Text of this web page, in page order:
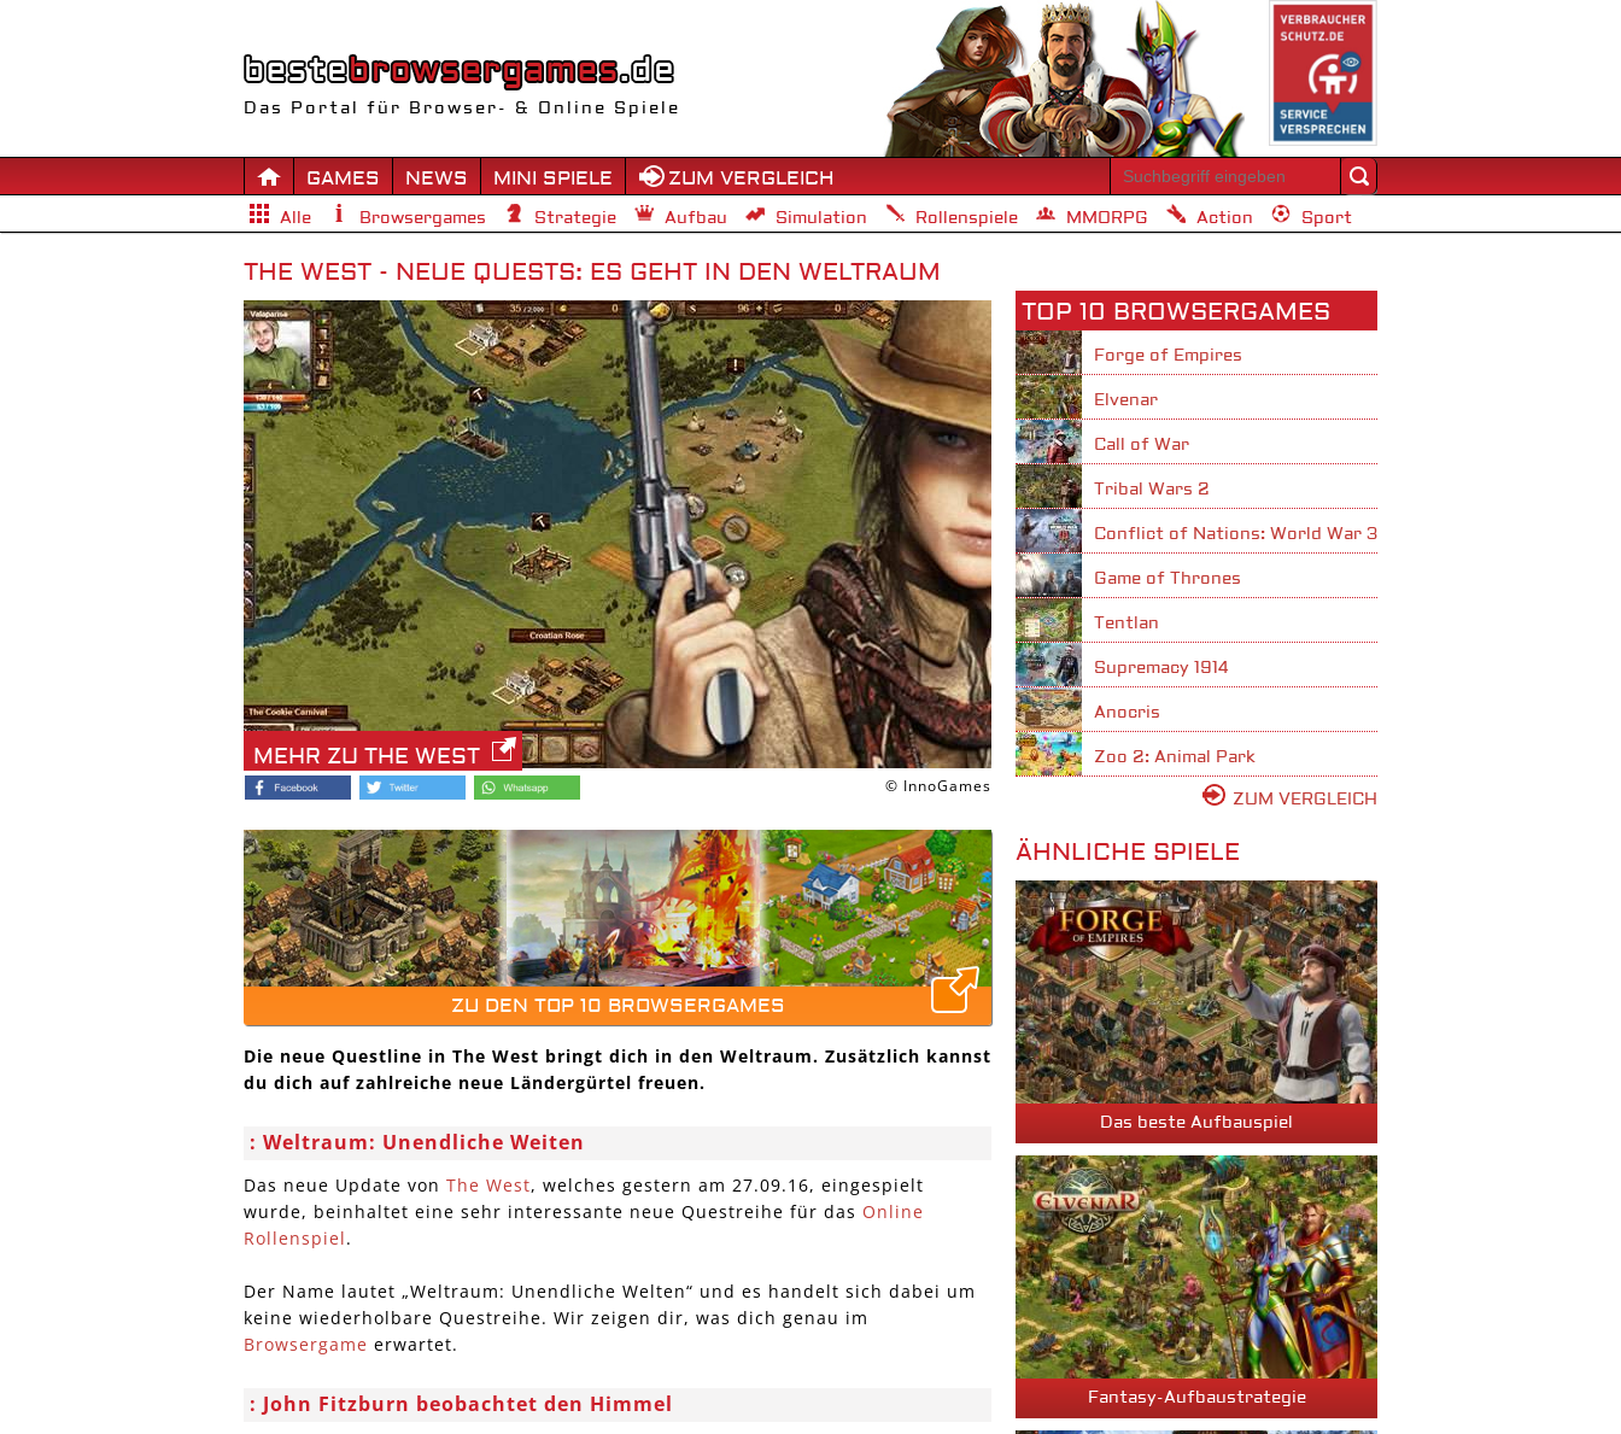
Das Portal für Browser- & Online Spiele
GAMES NEWS MINI SPIELE ZUM VERGLEICH
Alle Browsergames Strategie Aufbau Simulation Rollenspiele MMORPG Action Sport
THE WEST - NEUE QUESTS: ES GEHT IN DEN WELTRAUM
MEHR ZU THE WEST
© InnoGames
ZU DEN TOP 10 BROWSERGAMES
Die neue Questline in The West bringt dich in den Weltraum. Zusätzlich kannst
du dich auf zahlreiche neue Ländergürtel freuen.
Weltraum: Unendliche Weiten
Das neue Update von The West, welches gestern am 27.09.16, eingespielt
wurde, beinhaltet eine sehr interessante neue Questreihe für das Online
Rollenspiel.
Der Name lautet „Weltraum: Unendliche Welten“ und es handelt sich dabei um
keine wiederholbare Questreihe. Wir zeigen dir, was dich genau im
Browsergame erwartet.
John Fitzburn beobachtet den Himmel
TOP 10 BROWSERGAMES
Forge of Empires
Elvenar
Call of War
Tribal Wars 2
Conflict of Nations: World War 3
Game of Thrones
Tentlan
Supremacy 1914
Anocris
Zoo 2: Animal Park
ZUM VERGLEICH
ÄHNLICHE SPIELE
Das beste Aufbauspiel
Fantasy-Aufbaustrategie